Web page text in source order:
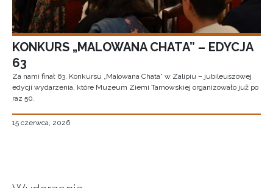
KONKURS „MALOWANA CHATA” – EDYCJA
63
Za nami finał 63. Konkursu „Malowana Chata” w Zalipiu – jubileuszowej
edycji wydarzenia, które Muzeum Ziemi Tarnowskiej organizowało już po
raz 50.
15 czerwca, 2026